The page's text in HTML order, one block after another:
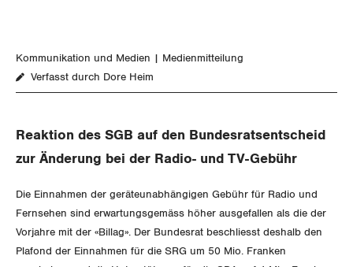
Gesundheit
GLEICHSTELLUNG
MIGRATION
SERVICE
Kommunikation und Medien
Medienmitteilung
Verfasst durch Dore Heim
Reaktion des SGB auf den Bundesratsentscheid
zur Änderung bei der Radio- und TV-Gebühr
Die Einnahmen der geräteunabhängigen Gebühr für Radio und
Fernsehen sind erwartungsgemäss höher ausgefallen als die der
Vorjahre mit der «Billag». Der Bundesrat beschliesst deshalb den
Plafond der Einnahmen für die SRG um 50 Mio. Franken